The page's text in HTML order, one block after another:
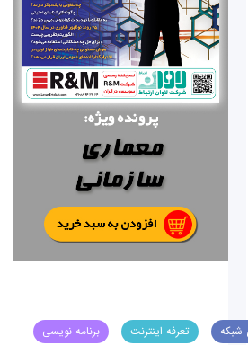
شبکه تعرفه اینترنت برنامه نویسی